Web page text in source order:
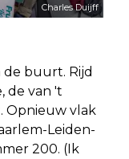
Charles Duijff
de buurt. Rijd
de van 't
Opnieuw vlak
Leiden-
200. (Ik